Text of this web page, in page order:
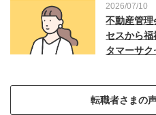
2026/07/10
不動産管理
セスから福
タマーサ
転職者さまの